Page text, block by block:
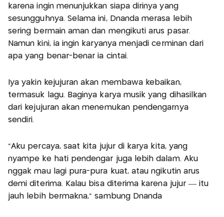
karena ingin menunjukkan siapa dirinya yang
sesungguhnya. Selama ini, Dnanda merasa lebih
sering bermain aman dan mengikuti arus pasar.
Namun kini, ia ingin karyanya menjadi cerminan dari
apa yang benar-benar ia cintai.
Iya yakin kejujuran akan membawa kebaikan,
termasuk lagu. Baginya karya musik yang dihasilkan
dari kejujuran akan menemukan pendengarnya
sendiri.
“Aku percaya, saat kita jujur di karya kita, yang
nyampe ke hati pendengar juga lebih dalam. Aku
nggak mau lagi pura-pura kuat, atau ngikutin arus
demi diterima. Kalau bisa diterima karena jujur — itu
jauh lebih bermakna,” sambung Dnanda